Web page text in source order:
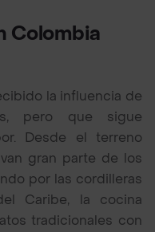
Colombia
la influencia de
pero que sigue
Desde el terreno
gran parte de los
por las cordilleras
Caribe, la cocina
tradicionales con